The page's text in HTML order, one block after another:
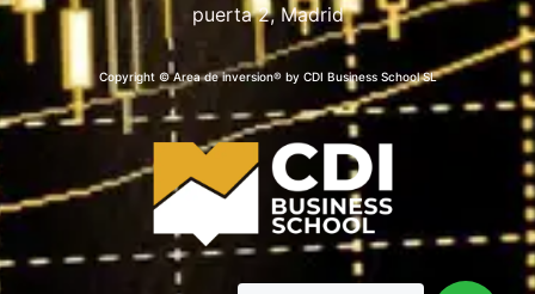
puerta 2, Madrid
Copyright © Area de inversion® by CDI Business School SL